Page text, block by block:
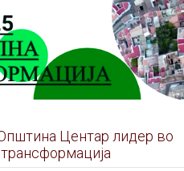
Центар лидер во